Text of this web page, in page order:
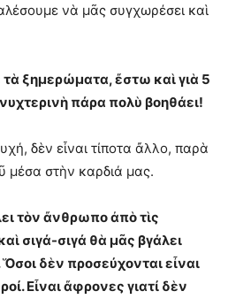
νὰ μᾶς συγχωρέσει καὶ
ξημερώματα, ἔστω καὶ γιὰ 5
πάρα πολὺ βοηθάει!
δὲν εἶναι τίποτα ἄλλο, παρὰ
μέσα στὴν καρδιά μας.
τὸν ἄνθρωπο ἀπὸ τὶς
σιγά-σιγά θὰ μᾶς βγάλει
δὲν προσεύχονται εἶναι
Εἶναι ἄφρονες γιατί δὲν